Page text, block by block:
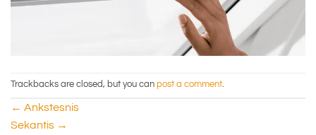
Trackbacks are closed, but you can post a comment.
← Ankstesnis
Sekantis →